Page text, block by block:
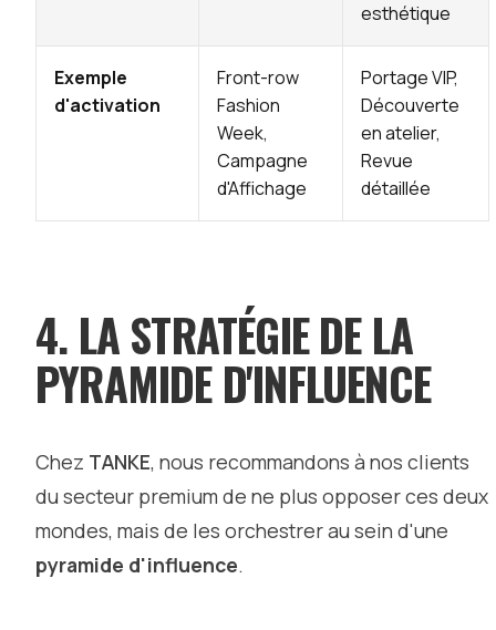
esthétique
Exemple
d'activation
Front-row
Fashion
Week,
Campagne
d'Affichage
Portage VIP,
Découverte
en atelier,
Revue
détaillée
4. LA STRATÉGIE DE LA
PYRAMIDE D'INFLUENCE
Chez TANKE, nous recommandons à nos clients
du secteur premium de ne plus opposer ces deux
mondes, mais de les orchestrer au sein d'une
pyramide d'influence.